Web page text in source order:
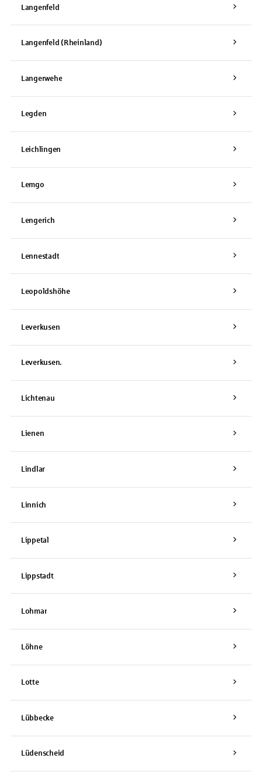
Langenfeld
Langenfeld (Rheinland)
Langerwehe
Legden
Leichlingen
Lemgo
Lengerich
Lennestadt
Leopoldshöhe
Leverkusen
Leverkusen.
Lichtenau
Lienen
Lindlar
Linnich
Lippetal
Lippstadt
Lohmar
Löhne
Lotte
Lübbecke
Lüdenscheid